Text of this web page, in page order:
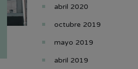
abril 2020
octubre 2019
mayo 2019
abril 2019